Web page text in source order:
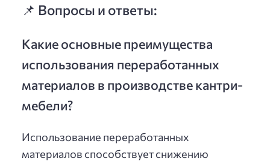
📌 Вопросы и ответы:
Какие основные преимущества
использования переработанных
материалов в производстве кантри-
мебели?
Использование переработанных
материалов способствует снижению